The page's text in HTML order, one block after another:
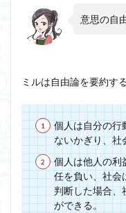
意思の自
ミルは自由論を要約す
個人は自分の行
ないかぎり、社
個人は他人の利
任を負い、社会
判断した場合、
ができる。